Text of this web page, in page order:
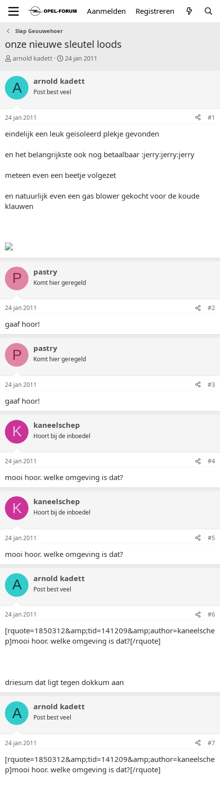
Aanmelden Registreren
Slap Geouwehoer
onze nieuwe sleutel loods
T
p
c
s
a
t
r
arnold kadett
S
r
t
a
m
24 jan 2011
A arnold kadett
Post best veel
24 jan 2011 #1
eindelijk een leuk geisoleerd plekje gevonden
en het belangrijkste ook nog betaalbaar :jerry:jerry:jerry
meteen even een beetje volgezet
en natuurlijk even een gas blower gekocht voor de koude
klauwen
P pastry
Komt hier geregeld
24 jan 2011 #2
gaaf hoor!
P pastry
Komt hier geregeld
24 jan 2011 #3
gaaf hoor!
K kaneelschep
Hoort bij de inboedel
24 jan 2011 #4
mooi hoor. welke omgeving is dat?
K kaneelschep
Hoort bij de inboedel
24 jan 2011 #5
mooi hoor. welke omgeving is dat?
A arnold kadett
Post best veel
24 jan 2011 #6
[rquote=1850312&amp;tid=141209&amp;author=kaneelsche
p]mooi hoor. welke omgeving is dat?[/rquote]
driesum dat ligt tegen dokkum aan
A arnold kadett
Post best veel
24 jan 2011 #7
[rquote=1850312&amp;tid=141209&amp;author=kaneelsche
p]mooi hoor. welke omgeving is dat?[/rquote]